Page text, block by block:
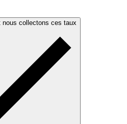
nous collectons ces taux